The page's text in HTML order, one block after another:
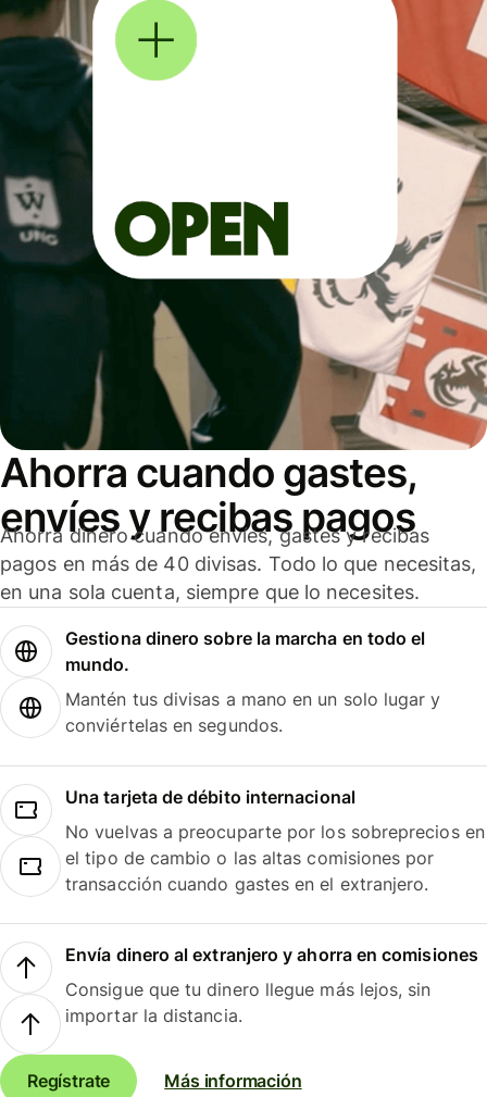
Ahorra cuando gastes,
envíes y recibas pagos
Ahorra dinero cuando envíes, gastes y recibas
pagos en más de 40 divisas. Todo lo que necesitas,
en una sola cuenta, siempre que lo necesites.
Gestiona dinero sobre la marcha en todo el
mundo.
Mantén tus divisas a mano en un solo lugar y
conviértelas en segundos.
Una tarjeta de débito internacional
No vuelvas a preocuparte por los sobreprecios en
el tipo de cambio o las altas comisiones por
transacción cuando gastes en el extranjero.
Envía dinero al extranjero y ahorra en comisiones
Consigue que tu dinero llegue más lejos, sin
importar la distancia.
Regístrate Más información